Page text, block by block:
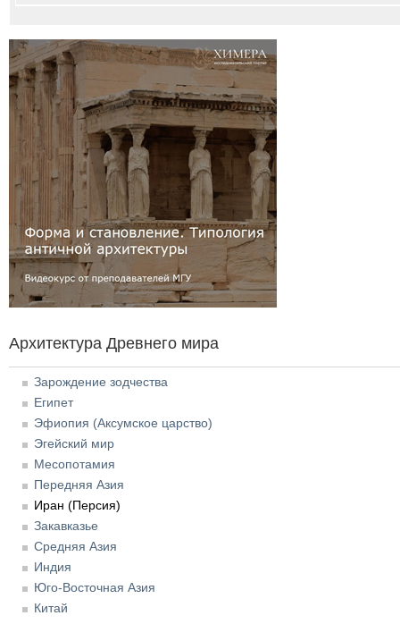
Архитектура Древнего мира
Зарождение зодчества
Египет
Эфиопия (Аксумское царство)
Эгейский мир
Месопотамия
Передняя Азия
Иран (Персия)
Закавказье
Средняя Азия
Индия
Юго-Восточная Азия
Китай